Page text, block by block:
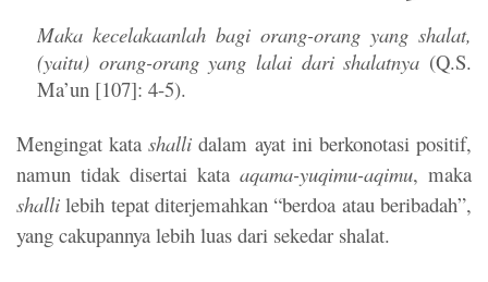
Maka kecelakaanlah bagi orang-orang yang shalat,
(yaitu) orang-orang yang lalai dari shalatnya (Q.S.
Ma’un [107]: 4-5).
Mengingat katashalli dalam ayat ini berkonotasi positif,
namun tidak disertai kata aqama-yuqimu-aqimu, maka
shalli lebih tepat diterjemahkan “berdoa atau beribadah”,
yang cakupannya lebih luas dari sekedar shalat.